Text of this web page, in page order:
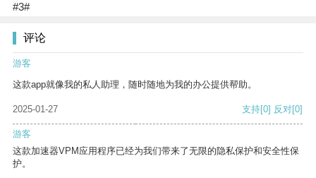
#3#
评论
游客
这款app就像我的私人助理，随时随地为我的办公提供帮助。
2025-01-27 支持[0] 反对[0]
游客
这款加速器VPM应用程序已经为我们带来了无限的隐私保护和安全性保
护。